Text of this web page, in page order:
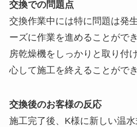
交換での問題点
交換作業中には特に問題は発
ーズに作業を進めることがで
房乾燥機をしっかりと取り付
心して施工を終えることができ
交換後のお客様の反応
施工完了後、K様に新しい温